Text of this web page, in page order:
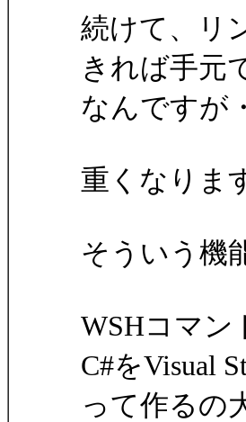
続けて、リ
きれば手元
なんですが
重くなりま
そういう機
WSHコマン
C#をVisual
って作るの